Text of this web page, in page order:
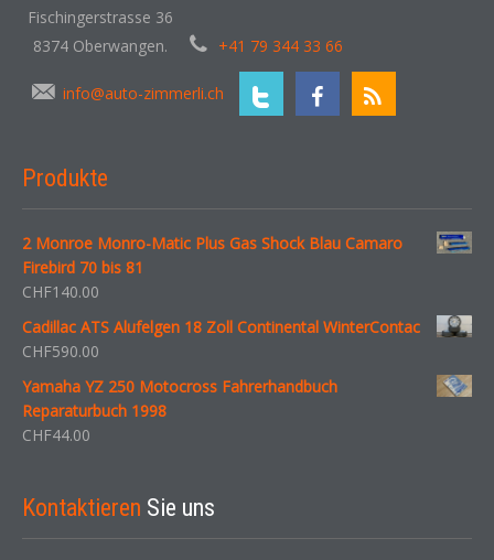
Fischingerstrasse 36
8374 Oberwangen.
+41 79 344 33 66
info@auto-zimmerli.ch
Produkte
2 Monroe Monro-Matic Plus Gas Shock Blau Camaro
Firebird 70 bis 81
CHF140.00
Cadillac ATS Alufelgen 18 Zoll Continental WinterContac
CHF590.00
Yamaha YZ 250 Motocross Fahrerhandbuch
Reparaturbuch 1998
CHF44.00
Kontaktieren Sie uns